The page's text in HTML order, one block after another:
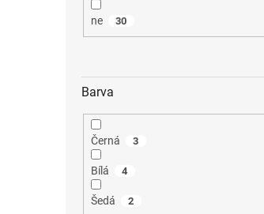
ne 30
Barva
Černá 3
Bílá 4
Šedá 2